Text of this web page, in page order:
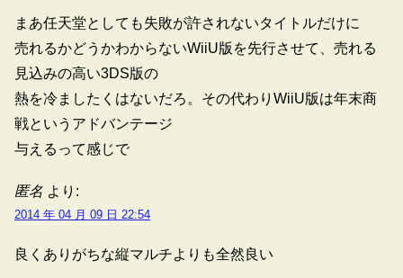
まあ任天堂としても失敗が許されないタイトルだけに
売れるかどうかわからないWiiU版を先行させて、売れる
見込みの高い3DS版の
熱を冷ましたくはないだろ。その代わりWiiU版は年末商
戦というアドバンテージ
与えるって感じで
匿名 より:
2014 年 04 月 09 日 22:54
良くありがちな縦マルチよりも全然良い